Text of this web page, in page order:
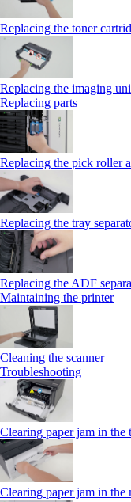
Replacing the toner
Replacing the imaging
Replacing parts
Replacing the pick roller
Replacing the tray
Replacing the ADF
Maintaining the printer
Cleaning the scanner
Troubleshooting
Clearing paper jam in the
Clearing paper jam in the